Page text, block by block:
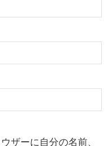
ザーに自分の名前、